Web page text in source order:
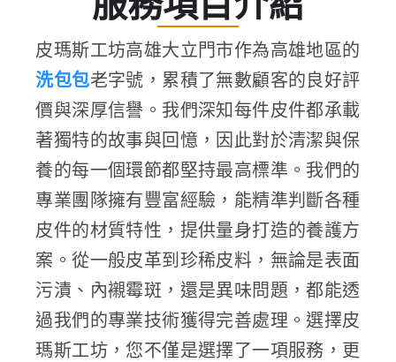
皮瑪斯工坊高雄大立門市作為高雄地區的
洗包包老字號，累積了無數顧客的良好評
價與深厚信譽。我們深知每件皮件都承載
著獨特的故事與回憶，因此對於清潔與保
養的每一個環節都堅持最高標準。我們的
專業團隊擁有豐富經驗，能精準判斷各種
皮件的材質特性，提供量身打造的養護方
案。從一般皮革到珍稀皮料，無論是表面
污漬、內襯霉斑，還是異味問題，都能透
過我們的專業技術獲得完善處理。選擇皮
瑪斯工坊，您不僅是選擇了一項服務，更